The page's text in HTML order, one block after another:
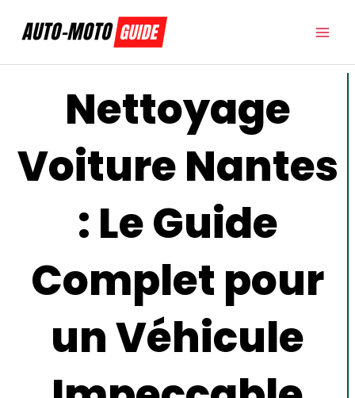
Nettoyage
Voiture Nantes
: Le Guide
Complet pour
un Véhicule